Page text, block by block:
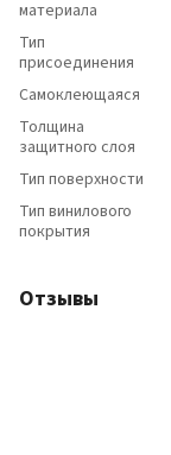
материала
Тип
присоединения
Самоклеющаяся
Толщина
защитного слоя
Тип поверхности
Тип винилового
покрытия
Отзывы